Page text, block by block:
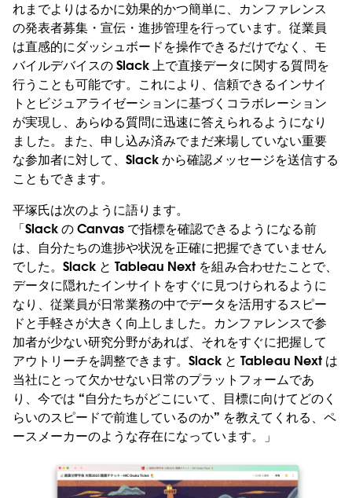
れまでよりはるかに効果的かつ簡単に、カンファレンス
の発表者募集・宣伝・進捗管理を行っています。従業員
は直感的にダッシュボードを操作できるだけでなく、モ
バイルデバイスの Slack 上で直接データに関する質問を
行うことも可能です。これにより、信頼できるインサイ
トとビジュアライゼーションに基づくコラボレーション
が実現し、あらゆる質問に迅速に答えられるようになり
ました。また、申し込み済みでまだ来場していない重要
な参加者に対して、Slack から確認メッセージを送信する
こともできます。
平塚氏は次のように語ります。
「Slack の Canvas で指標を確認できるようになる前
は、自分たちの進捗や状況を正確に把握できていません
でした。Slack と Tableau Next を組み合わせたことで、
データに隠れたインサイトをすぐに見つけられるように
なり、従業員が日常業務の中でデータを活用するスピー
ドと手軽さが大きく向上しました。カンファレンスで参
加者が少ない研究分野があれば、それをすぐに把握して
アウトリーチを調整できます。Slack と Tableau Next は
当社にとって欠かせない日常のプラットフォームであ
り、今では “自分たちがどこにいて、目標に向けてどのく
らいのスピードで前進しているのか” を教えてくれる、ペ
ースメーカーのような存在になっています。」